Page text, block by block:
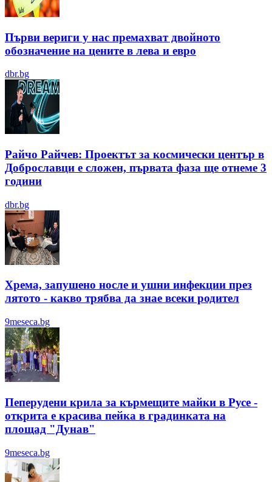
Първи вериги у нас премахват двойното
обозначение на цените в лева и евро
dbr.bg
Райчо Райчев: Проектът за космически център в
Доброславци е сложен, първата фаза ще отнеме 3
години
dbr.bg
Хрема, запушено носле и ушни инфекции през
лятотo - какво трябва да знае всеки родител
9meseca.bg
Пеперудени крила за кърмещите майки в Русе -
открита е красива пейка в градинката на
площад "Дунав"
9meseca.bg